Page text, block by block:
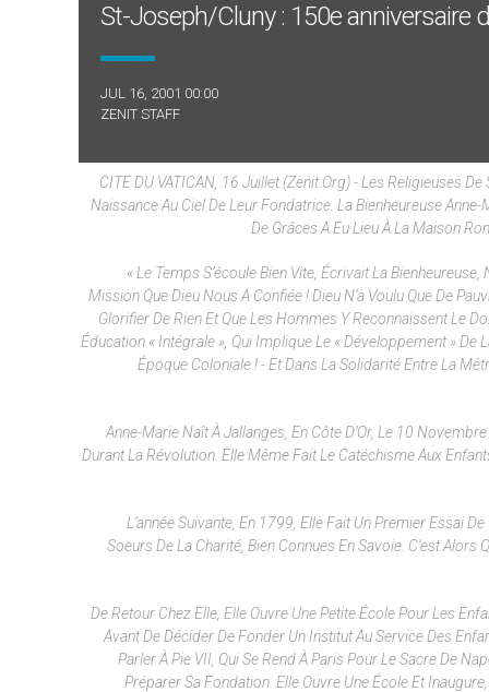
St-Joseph/Cluny : 150e anniversaire
JUL 16, 2001 00:00
ZENIT STAFF
CITE DU VATICAN, 16 Juillet (zenit.org) - Les Religieuses
Naissance Au Ciel De Leur Fondatrice. La Bienheureuse
De Grâces A Eu Lieu À La Maison
« Le Temps S’écoule Bien Vite, Écrivait La
Mission Que Dieu Nous A Confiée ! Dieu N’a Voulu Que De
Glorifier De Rien Et Que Les Hommes Y Reconnaissent Le
Éducation « Intégrale », Qui Implique Le « Développement » De
Époque Coloniale ! - Et Dans La Solidarité Entre La
Anne-Marie Naît À Jallanges, En Côte D’Or, Le 10
Durant La Révolution. Elle Même Fait Le Catéchisme Aux
L’année Suivante, En 1799, Elle Fait Un Premier Essai
Soeurs De La Charité, Bien Connues En Savoie. C’est
De Retour Chez Elle, Elle Ouvre Une Petite École Pour Les
Avant De Décider De Fonder Un Institut Au Service Des
Parler À Pie VII, Qui Se Rend À Paris Pour Le Sacre De
Préparer Sa Fondation. Elle Ouvre Une École Et